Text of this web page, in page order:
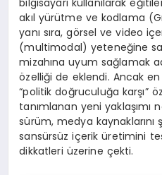
bilgisayarı kullanılarak
akıl yürütme ve kodlama
yanı sıra, görsel ve video
(multimodal) yeteneğine
mizahına uyum sağlamak
özelliği de eklendi. Ancak
“politik doğruculuğa karşı”
tanımlanan yeni yaklaşımı
sürüm, medya
sansürsüz içerik üretimini
dikkatleri üzerine çekti.